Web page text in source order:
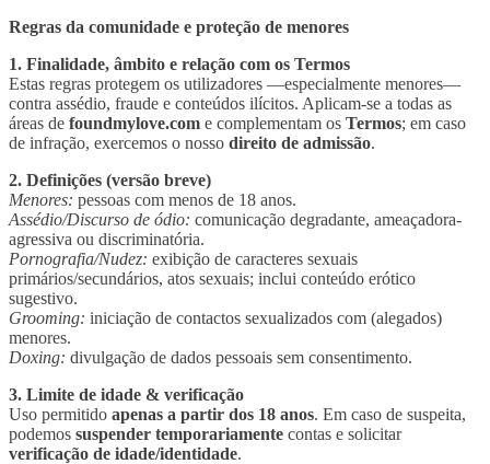
Regras da comunidade e proteção de menores
1. Finalidade, âmbito e relação com os Termos
Estas regras protegem os utilizadores —especialmente menores—
contra assédio, fraude e conteúdos ilícitos. Aplicam-se a todas as
áreas de foundmylove.com e complementam os Termos; em caso
de infração, exercemos o nosso direito de admissão.
2. Definições (versão breve)
Menores: pessoas com menos de 18 anos.
Assédio/Discurso de ódio: comunicação degradante, ameaçadora-
agressiva ou discriminatória.
Pornografia/Nudez: exibição de caracteres sexuais
primários/secundários, atos sexuais; inclui conteúdo erótico
sugestivo.
Grooming: iniciação de contactos sexualizados com (alegados)
menores.
Doxing: divulgação de dados pessoais sem consentimento.
3. Limite de idade & verificação
Uso permitido apenas a partir dos 18 anos. Em caso de suspeita,
podemos suspender temporariamente contas e solicitar
verificação de idade/identidade.